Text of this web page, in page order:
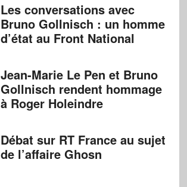
Les conversations avec
Bruno Gollnisch : un homme
d’état au Front National
Jean-Marie Le Pen et Bruno
Gollnisch rendent hommage
à Roger Holeindre
Débat sur RT France au sujet
de l’affaire Ghosn